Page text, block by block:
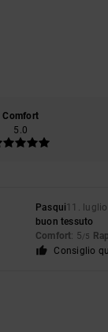
Comfort
5.0
Pasqui11.
buon tessuto
Comfort: 5/5
Consiglio